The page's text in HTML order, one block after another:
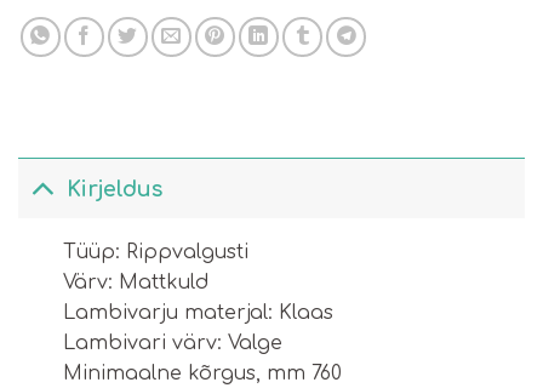
Kirjeldus
Тüüp: Rippvalgusti
Värv: Mattkuld
Lambivarju materjal: Klaas
Lambivari värv: Valge
Minimaalne kõrgus, mm 760